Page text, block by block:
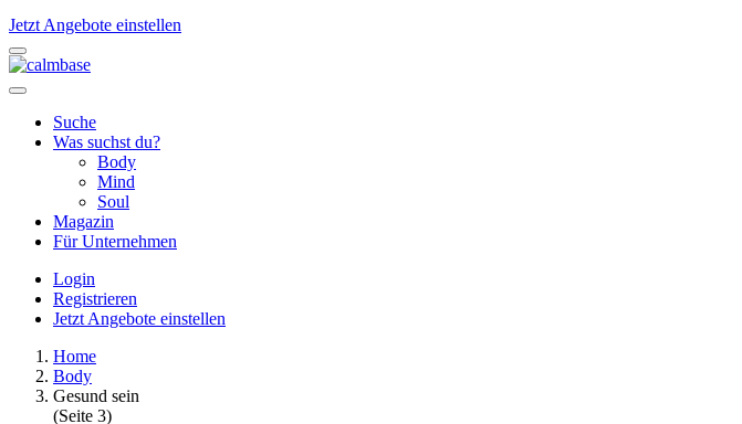
Jetzt Angebote einstellen
Suche
Was suchst du?
Body
Mind
Soul
Magazin
Für Unternehmen
Login
Registrieren
Jetzt Angebote einstellen
Home
Body
Gesund sein
(Seite 3)